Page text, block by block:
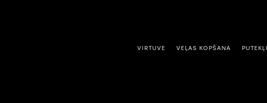
VIRTUVE VEĻAS KOPŠANA